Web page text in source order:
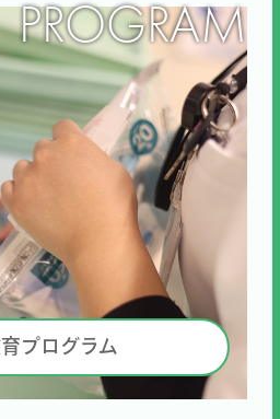
PROGRAM
プログラム